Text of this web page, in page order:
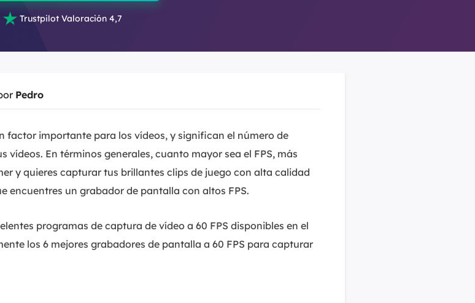
 Trustpilot Valoración 4,7
Pedro
factor importante para los vídeos, y significan el número de
En términos generales, cuanto mayor sea el FPS, más
y quieres capturar tus brillantes clips de juego con alta calidad
encuentres un grabador de pantalla con altos FPS.
programas de captura de vídeo a 60 FPS disponibles en el
los 6 mejores grabadores de pantalla a 60 FPS para capturar